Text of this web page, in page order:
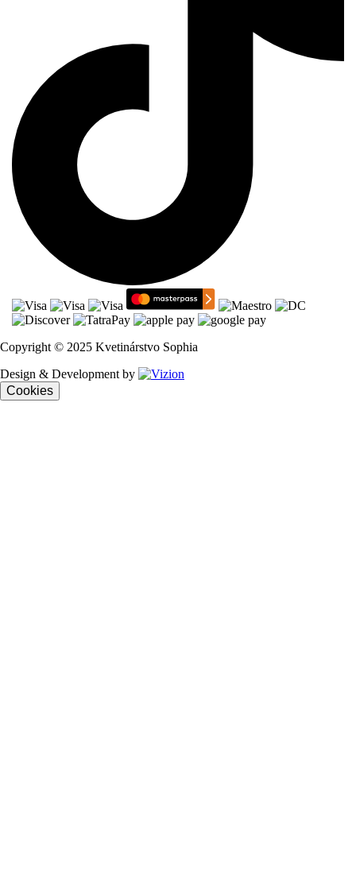
Copyright © 2025 Kvetinárstvo Sophia
Design & Development by
Cookies